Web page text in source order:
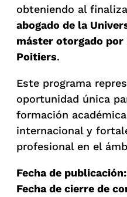
obteniendo al
abogado de la
máster otorgado por
Poitiers.
Este programa
oportunidad única
formación
internacional y
profesional en el
Fecha de publicación:
Fecha de cierre de